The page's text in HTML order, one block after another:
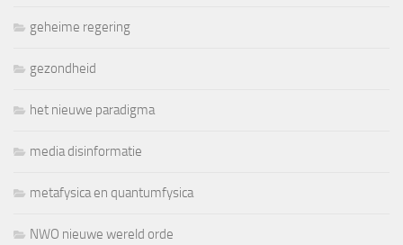
geheime regering
gezondheid
het nieuwe paradigma
media disinformatie
metafysica en quantumfysica
NWO nieuwe wereld orde